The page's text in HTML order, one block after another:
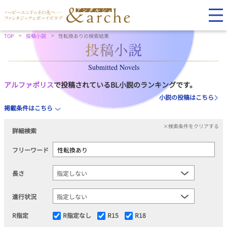
TOP 投稿小説 性転換ありの検索結果
Submitted Novels
アルファポリスで投稿されているBL小説のランキングです。
小説の投稿はこちら
掲載条件はこちら
詳細検索
×検索条件をクリアする
フリーワード
長さ
進行状況
R指定 R指定なし R15 R18